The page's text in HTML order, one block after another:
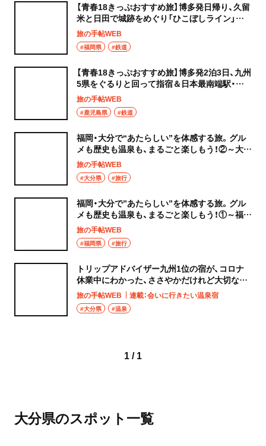
【青春18きっぷおすすめ旅】博多発日帰り、久留
米と日田で城跡をめぐり「ひこぼしライン」に
乗りたい！（久大本線・日田彦山線ほか）
旅の手帖WEB
#福岡県 #鉄道
【青春18きっぷおすすめ旅】博多発2泊3日、九州
5県をぐるりと回って指宿＆日本最南端駅・西
大山を目指す（日豊本線・指宿枕崎線ほか）
旅の手帖WEB
#鹿児島県 #鉄道
福岡・大分で“あたらしい”を体感する旅。グル
メも歴史も温泉も、まるごと楽しもう！②～大分
編～
旅の手帖WEB
#大分県 #旅行
福岡・大分で”あたらしい”を体感する旅。グル
メも歴史も温泉も、まるごと楽しもう！①～福岡
編～
旅の手帖WEB
#福岡県 #旅行
トリップアドバイザー九州1位の宿が、コロナ
休業中にわかった、ささやかだけれど大切なこ
と
旅の手帖WEB 連載：会いに行きたい温泉宿
#大分県 #温泉
1 / 1
大分県のスポット一覧